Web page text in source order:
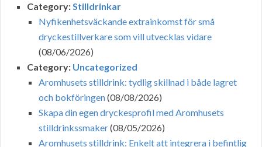
Category:Stilldrinkar
Nyfikenhetsväckande extrainkomst för små
dryckestillverkare som vill utvecklas vidare
(08/06/2026)
Category: Uncategorized
Aromhusets stilldrink: tydlig skillnad i både lagret
och bokföringen(08/08/2026)
Skapa din egen dryckesprofil med Aromhusets
stilldrinkssmaker(08/05/2026)
Aromhusets stilldrink: Enkelt att integrera i befintlig